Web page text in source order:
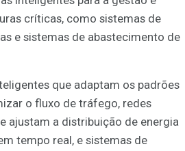
críticas, como sistemas de
e sistemas de abastecimento de
que adaptam os padrões
o fluxo de tráfego, redes
ajustam a distribuição de energia
tempo real, e sistemas de